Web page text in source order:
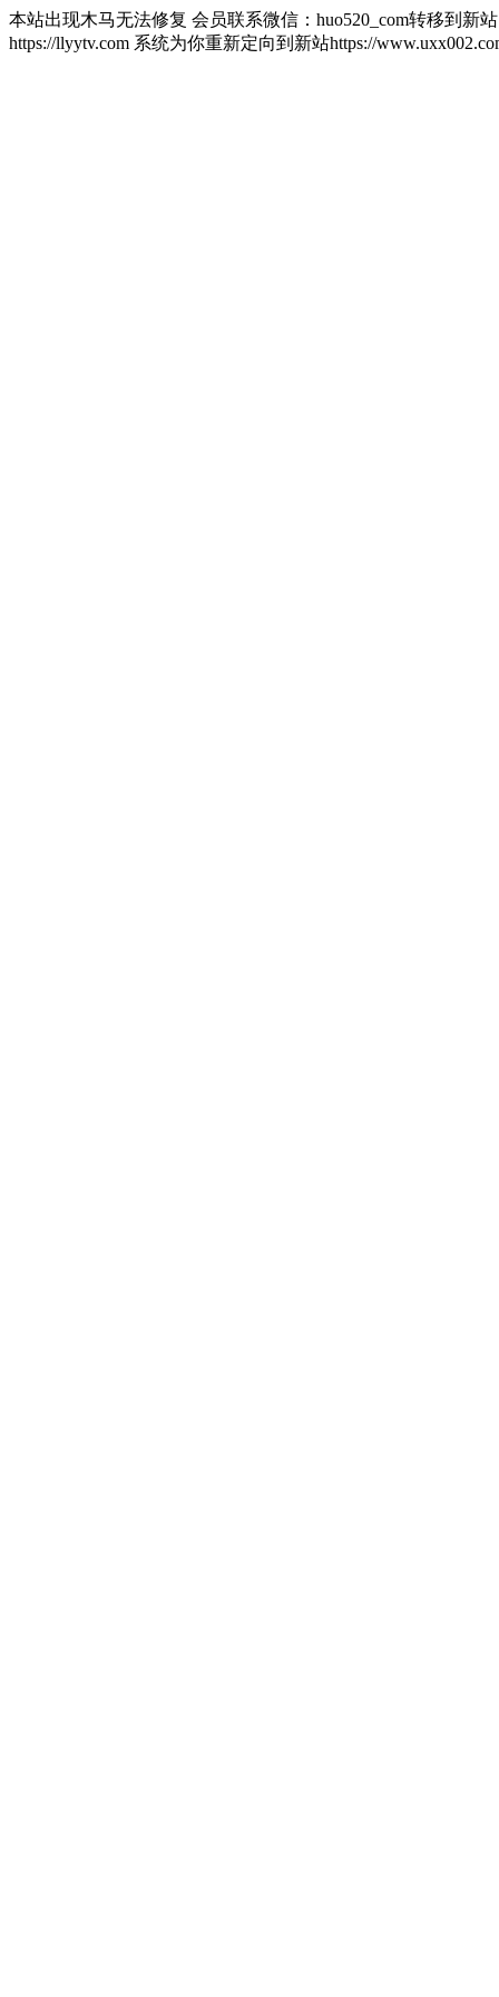
本站出现木马无法修复 会员联系微信：huo520_com转移到新
https://llyytv.com 系统为你重新定向到新站https://